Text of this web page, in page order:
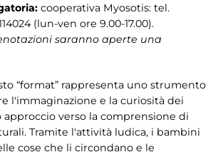
cooperativa Myosotis: tel.
(lun-ven ore 9.00-17.00).
saranno aperte una
“format” rappresenta uno strumento
l'immaginazione e la curiosità dei
verso la comprensione di
Tramite l'attività ludica, i bambini
cose che li circondano e le